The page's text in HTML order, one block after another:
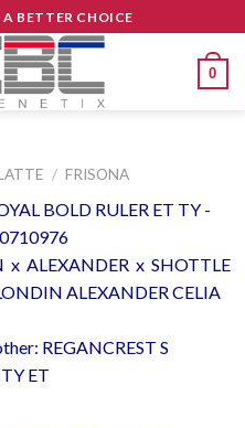
BETTER CHOICE
0
/ FRISONA
BOLD RULER ET TY -
x ALEXANDER x SHOTTLE
ALEXANDER CELIA
REGANCREST S
ET